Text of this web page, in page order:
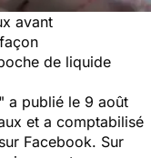
avant
de liquide
" a publié le 9 août
et a comptabilisé
Facebook. Sur